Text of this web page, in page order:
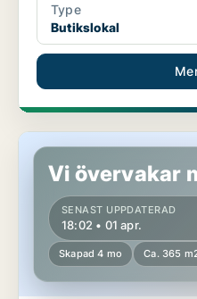
Type
Butikslokal
Butikslokal i Malmö
Vi övervakar
SENAST UPPDATERAD
18:02 • 01 apr.
Skapad 4 mo Ca. 365